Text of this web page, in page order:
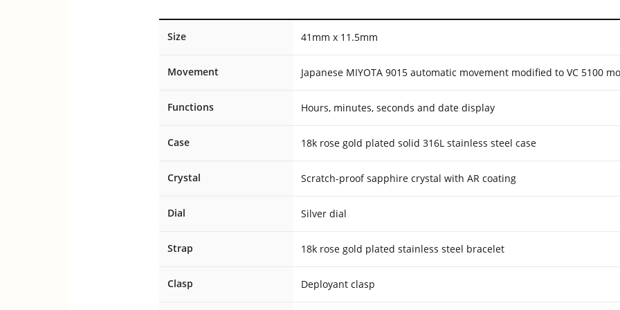
Size 41mm x 11.5mm
Movement Japanese MIYOTA 9015 automatic movement modified to VC 5100
Functions Hours, minutes, seconds and date display
Case 18k rose gold plated solid 316L stainless steel case
Crystal Scratch-proof sapphire crystal with AR coating
Dial Silver dial
Strap 18k rose gold plated stainless steel bracelet
Clasp Deployant clasp